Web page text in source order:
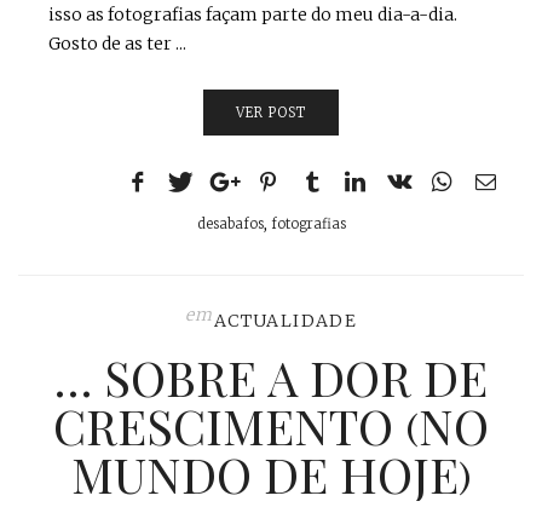
isso as fotografias façam parte do meu dia-a-dia.
Gosto de as ter ...
VER POST
desabafos, fotografias
emACTUALIDADE
… SOBRE A DOR DE
CRESCIMENTO (NO
MUNDO DE HOJE)